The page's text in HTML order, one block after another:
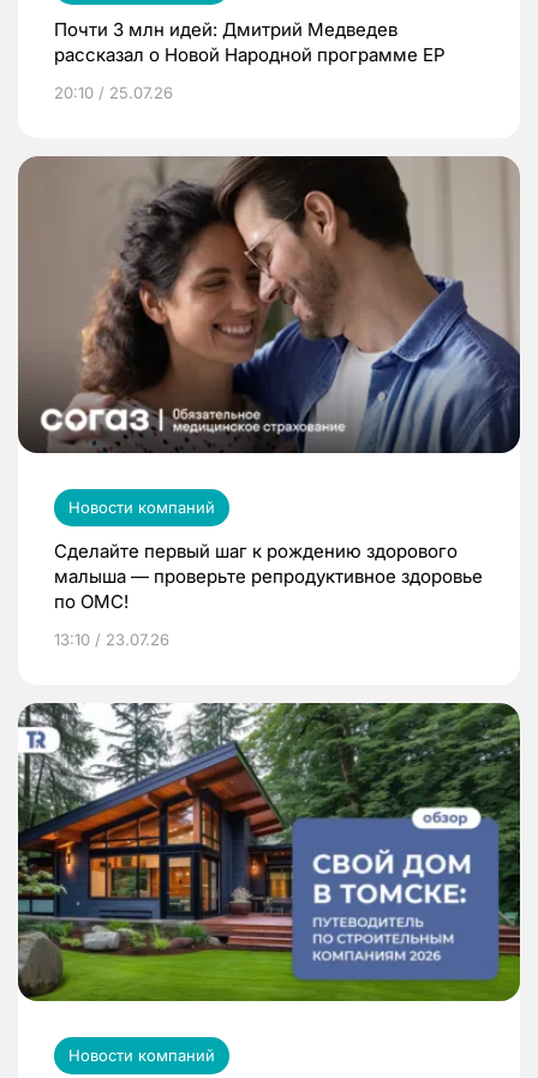
Почти 3 млн идей: Дмитрий Медведев
рассказал о Новой Народной программе ЕР
20:10 / 25.07.26
Новости компаний
Сделайте первый шаг к рождению здорового
малыша — проверьте репродуктивное здоровье
по ОМС!
13:10 / 23.07.26
Новости компаний